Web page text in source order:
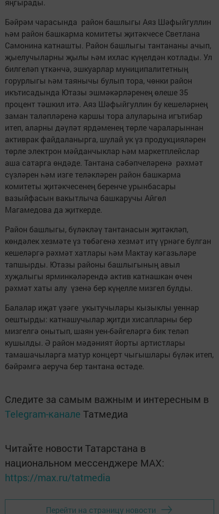
яңгырады.
Бәйрәм чарасында район башлыгы Аяз Шәфыйгуллин
һәм район башкарма комитеты җитәкчесе Светлана
Самонина катнашты. Район башлыгы тантананы ачып,
җыелучыларны җылы һәм ихлас күңелдән котлады. Ул
билгеләп үткәнчә, эшкуарлар муниципалитетның
горурлыгы һәм таянычы булып тора, чөнки район
икътисадында Ютазы эшмәкәрләренең өлеше 35
процент тәшкил итә. Аяз Шәфыйгуллин бу кешеләрнең
заман таләпләренә каршы тора алуларына игътибар
итеп, аларны дәүләт ярдәменең төрле чараларыннан
активрак файдаланырга, шулай ук үз продукцияләрен
төрле электрон мәйданчыклар һәм маркетплейслар
аша сатарга өндәде. Тантана сәбәпчеләренә рәхмәт
сүзләрен һәм изге теләкләрен район башкарма
комитеты җитәкчесенең беренче урынбасары
вазыйфасын вакытлыча башкаручы Айгөл
Магамедова да җиткерде.
Район башлыгы, бүләкләү тантанасын җитәкләп,
көндәлек хезмәте үз төбәгенә хезмәт итү үрнәге булган
кешеләргә рәхмәт хатлары һәм Мактау кәгазьләре
тапшырды. Ютазы районы башлыгының авыл
хуҗалыгы ярминкәләрендә актив катнашкан өчен
рәхмәт хаты алу үзенә бер күңелле мизгел булды.
Балалар иҗат үзәге укытучылары кызыклы уеннар
оештырды: катнашучылар җитди хисапларны бер
мизгелгә онытып, шаян уен-бәйгеләргә бик теләп
кушылды. Ә район мәдәният йорты артистлары
тамашачыларга матур концерт чыгышлары бүләк итеп,
бәйрәмгә аеруча бер тантана өстәде.
Следите за самым важным и интересным в
Telegram-канале Татмедиа
Читайте новости Татарстана в
национальном мессенджере MАХ:
https://max.ru/tatmedia
Перейти на страницу новости